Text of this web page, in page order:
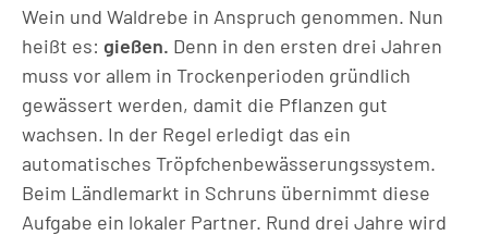
Wein und Waldrebe in Anspruch genommen. Nun
heißt es: gießen. Denn in den ersten drei Jahren
muss vor allem in Trockenperioden gründlich
gewässert werden, damit die Pflanzen gut
wachsen. In der Regel erledigt das ein
automatisches Tröpfchenbewässerungssystem.
Beim Ländlemarkt in Schruns übernimmt diese
Aufgabe ein lokaler Partner. Rund drei Jahre wird